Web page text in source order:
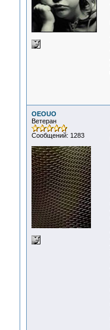
OEOUO
Ветеран
Сообщений: 1283